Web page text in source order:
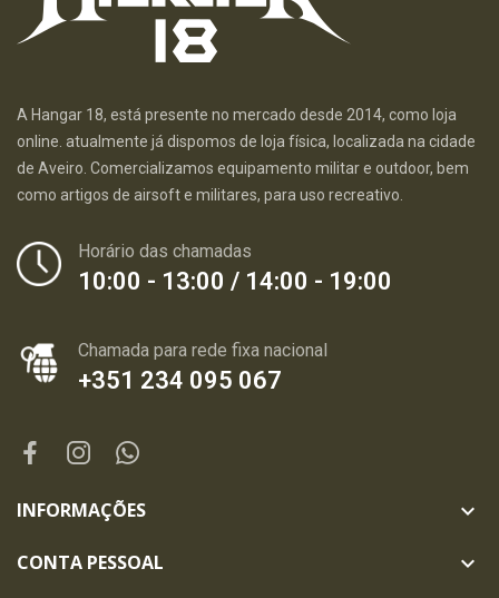
A Hangar 18, está presente no mercado desde 2014, como loja
online. atualmente já dispomos de loja física, localizada na cidade
de Aveiro. Comercializamos equipamento militar e outdoor, bem
como artigos de airsoft e militares, para uso recreativo.
Horário das chamadas
10:00 - 13:00 / 14:00 - 19:00
Chamada para rede fixa nacional
+351 234 095 067
INFORMAÇÕES 
CONTA PESSOAL 